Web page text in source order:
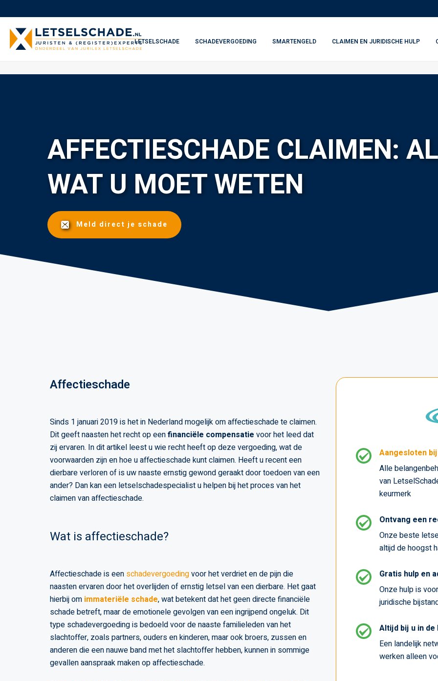
LETSELSCHADE SCHADEVERGOEDING SMARTENGELD CLAIMEN EN JURIDISCHE HULP
AFFECTIESCHADE CLAIMEN:
WAT U MOET WETEN
Meld direct je schade
Affectieschade
Sinds 1 januari 2019 is het in Nederland mogelijk om affectieschade te claimen.
Dit geeft naasten het recht op eenfinanciële compensatie voor het leed dat
zij ervaren. In dit artikel leest u wie recht heeft op deze vergoeding, wat de
voorwaarden zijn en hoe u affectieschade kunt claimen. Heeft u recent een
dierbare verloren of is uw naaste ernstig gewond geraakt door toedoen van een
ander? Dan kan een letselschadespecialist u helpen bij het proces van het
claimen van affectieschade.
Wat is affectieschade?
Affectieschade is een schadevergoedingvoor het verdriet en de pijn die
naasten ervaren door het overlijden of ernstig letsel van een dierbare. Het gaat
hierbij om immateriële schade, wat betekent dat het geen directe financiële
schade betreft, maar de emotionele gevolgen van een ingrijpend ongeluk. Dit
type schadevergoeding is bedoeld voor de naaste familieleden van het
slachtoffer, zoals partners, ouders en kinderen, maar ook broers, zussen en
anderen die een nauwe band met het slachtoffer hebben, kunnen in sommige
gevallen aanspraak maken op affectieschade.
Aangesloten
Alle
van
keurmerk
Ontvang een
Onze beste
altijd de hoogst
Gratis hulp en
Onze hulp is
juridische
Altijd bij u in de
Een landelijk
werken alleen